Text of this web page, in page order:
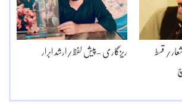
ریزگاری -پیش لفظ/ارشد ابرار قسط